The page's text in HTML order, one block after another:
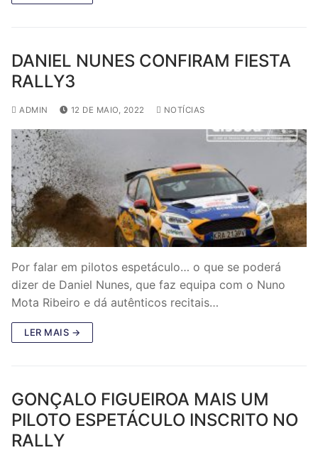
DANIEL NUNES CONFIRAM FIESTA
RALLY3
ADMIN 12 DE MAIO, 2022 NOTÍCIAS
Por falar em pilotos espetáculo… o que se poderá
dizer de Daniel Nunes, que faz equipa com o Nuno
Mota Ribeiro e dá autênticos recitais…
LER MAIS →
GONÇALO FIGUEIROA MAIS UM
PILOTO ESPETÁCULO INSCRITO NO
RALLY